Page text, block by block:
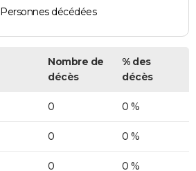
Personnes décédées
Nombre de
décès
% des
décès
0 0 %
0 0 %
0 0 %